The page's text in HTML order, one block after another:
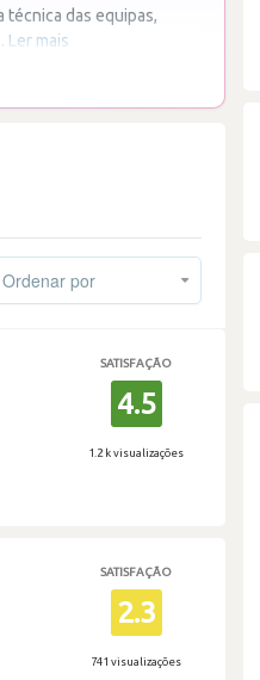
das equipas,
Ler mais
Ordenar por
SATISFAÇÃO
4.5
1.2 k visualizações
SATISFAÇÃO
2.3
741 visualizações